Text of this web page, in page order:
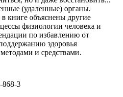
(удаленные) органы.
книге объяснены другие
физиологии человека и
по избавлению от
здоровья
и средствами.
868-3